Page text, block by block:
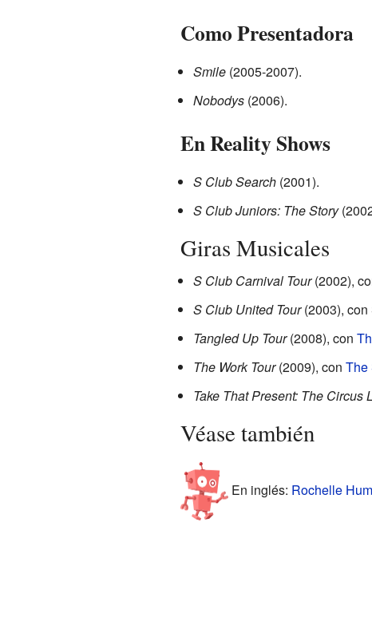
Como Presentadora
Smile(2005-2007).
Nobodys(2006).
En Reality Shows
S Club Search(2001).
S Club Juniors: The Story
Giras Musicales
S Club Carnival Tour(2002),
S Club United Tour(2003), con
Tangled Up Tour(2008), con
The Work Tour(2009), con The
Take That Present: The Circus
Véase también
En inglés: Rochelle